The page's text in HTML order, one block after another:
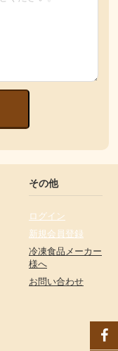
その他
ログイン
新規会員登録
冷凍食品メーカー
様へ
お問い合わせ